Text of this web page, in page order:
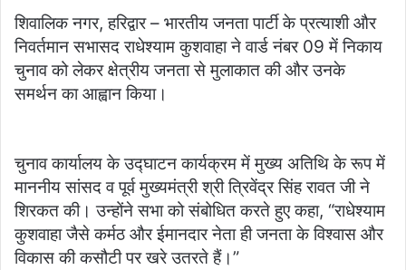
शिवालिक नगर, हरिद्वार – भारतीय जनता पार्टी के प्रत्याशी और
निवर्तमान सभासद राधेश्याम कुशवाहा ने वार्ड नंबर 09 में निकाय
चुनाव को लेकर क्षेत्रीय जनता से मुलाकात की और उनके
समर्थन का आह्वान किया।
चुनाव कार्यालय के उद्घाटन कार्यक्रम में मुख्य अतिथि के रूप में
माननीय सांसद व पूर्व मुख्यमंत्री श्री त्रिवेंद्र सिंह रावत जी ने
शिरकत की। उन्होंने सभा को संबोधित करते हुए कहा, “राधेश्याम
कुशवाहा जैसे कर्मठ और ईमानदार नेता ही जनता के विश्वास और
विकास की कसौटी पर खरे उतरते हैं।”